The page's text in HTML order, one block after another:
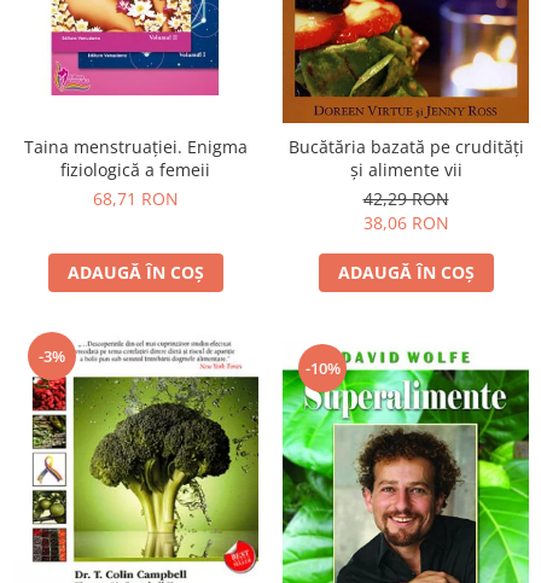
Vindecare
Povestiri
Relații de cuplu
Psihologie practică
Sexualitate
Seria Masaru Emoto
Îngeri
Vindecare spirituală
Viaţa de după moarte
Cristale
Supă de pui pentru suflet
Yoga
Taina menstruației. Enigma
fiziologică a femeii
68,71 RON
ADAUGĂ ÎN COȘ
Bucătăria bazată pe crudităţi
şi alimente vii
42,29 RON
38,06 RON
ADAUGĂ ÎN COȘ
-3%
-10%